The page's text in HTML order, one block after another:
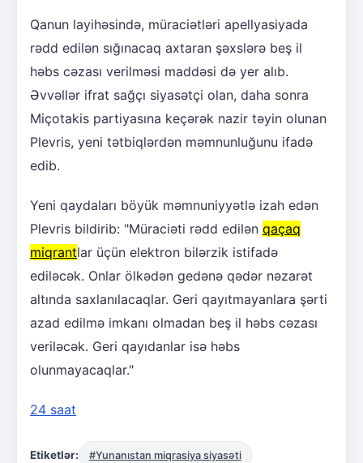
Qanun layihəsində, müraciətləri apellyasiyada
rədd edilən sığınacaq axtaran şəxslərə beş il
həbs cəzası verilməsi maddəsi də yer alıb.
Əvvəllər ifrat sağçı siyasətçi olan, daha sonra
Miçotakis partiyasına keçərək nazir təyin olunan
Plevris, yeni tətbiqlərdən məmnunluğunu ifadə
edib.
Yeni qaydaları böyük məmnuniyyətlə izah edən
Plevris bildirib: "Müraciəti rədd edilən qaçaq
miqrantlar üçün elektron bilərzik istifadə
ediləcək. Onlar ölkədən gedənə qədər nəzarət
altında saxlanılacaqlar. Geri qayıtmayanlara şərti
azad edilmə imkanı olmadan beş il həbs cəzası
veriləcək. Geri qayıdanlar isə həbs
olunmayacaqlar."
24 saat
Etiketlər: #Yunanıstan miqrasiya siyasəti